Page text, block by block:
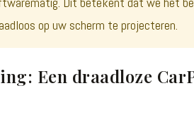
op uw scherm te projecteren.
Een draadloze